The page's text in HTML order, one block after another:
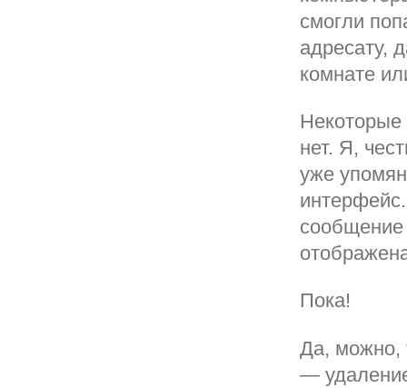
смогли
адресату,
комнате
Некоторые
нет. Я,
уже
сообщение
Пока!
Да, можно,
—